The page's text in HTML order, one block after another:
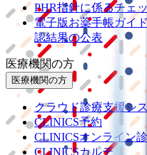
PHR指針に係るチェ
電子版お薬手帳ガイ
認結果の公表
医療機関の方
医療機関の方
クラウド診療支援シ
CLINICS予約
CLINICSオンライン
CLINICSカルテ